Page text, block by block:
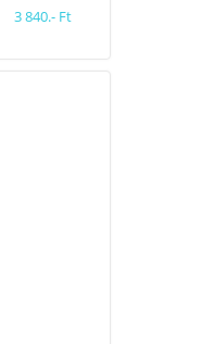
3 840.- Ft